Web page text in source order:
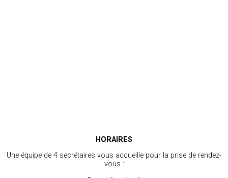
HORAIRES
Une équipe de 4 secrétaires vous accueille pour la prise de rendez-
vous :